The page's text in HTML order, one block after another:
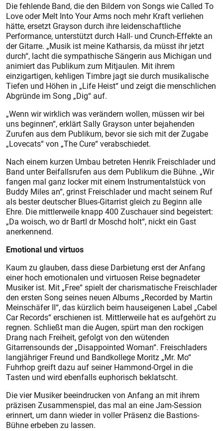
Die fehlende Band, die den Bildern von Songs wie Called To
Love oder Melt Into Your Arms noch mehr Kraft verliehen
hätte, ersetzt Grayson durch ihre leidenschaftliche
Performance, unterstützt durch Hall- und Crunch-Effekte an
der Gitarre. „Musik ist meine Katharsis, da müsst ihr jetzt
durch“, lacht die sympathische Sängerin aus Michigan und
animiert das Publikum zum Mitjaulen. Mit ihrem
einzigartigen, kehligen Timbre jagt sie durch musikalische
Tiefen und Höhen in „Life Heist“ und zeigt die menschlichen
Abgründe im Song „Dig“ auf.
„Wenn wir wirklich was verändern wollen, müssen wir bei
uns beginnen“, erklärt Sally Grayson unter bejahenden
Zurufen aus dem Publikum, bevor sie sich mit der Zugabe
„Lovecats“ von „The Cure“ verabschiedet.
Nach einem kurzen Umbau betreten Henrik Freischlader und
Band unter Beifallsrufen aus dem Publikum die Bühne. „Wir
fangen mal ganz locker mit einem Instrumentalstück von
Buddy Miles an“, grinst Freischlader und macht seinem Ruf
als bester deutscher Blues-Gitarrist gleich zu Beginn alle
Ehre. Die mittlerweile knapp 400 Zuschauer sind begeistert:
„Da woisch, wo dr Bartl dr Moschd holt“, nickt ein Gast
anerkennend.
Emotional und virtuos
Kaum zu glauben, dass diese Darbietung erst der Anfang
einer hoch emotionalen und virtuosen Reise begnadeter
Musiker ist. Mit „Free“ spielt der charismatische Freischlader
den ersten Song seines neuen Albums „Recorded by Martin
Meinschäfer II“, das kürzlich beim hauseigenen Label „Cabel
Car Records“ erschienen ist. Mittlerweile hat es aufgehört zu
regnen. Schließt man die Augen, spürt man den rockigen
Drang nach Freiheit, gefolgt von den wütenden
Gitarrensounds der „Disappointed Woman“. Freischladers
langjähriger Freund und Bandkollege Moritz „Mr. Mo“
Fuhrhop greift dazu auf seiner Hammond-Orgel in die
Tasten und wird ebenfalls euphorisch beklatscht.
Die vier Musiker beeindrucken von Anfang an mit ihrem
präzisen Zusammenspiel, das mal an eine Jam-Session
erinnert, um dann wieder in voller Präsenz die Bastions-
Bühne erbeben zu lassen.